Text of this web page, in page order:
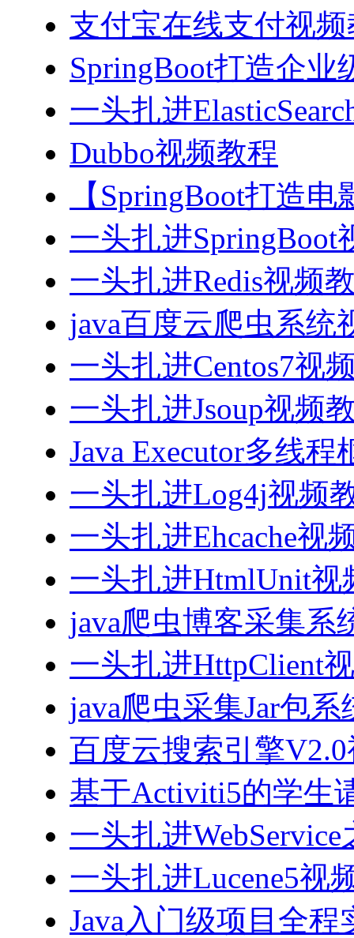
支付宝在线支付视
SpringBoot打造企业
一头扎进
Dubbo视频教程
【SpringBoot打造
一头扎进SpringBoot
一头扎进Redis视频
java百度云爬虫系统
一头扎进Centos7视
一头扎进Jsoup视频
Java Executor多线
一头扎进Log4j视频
一头扎进Ehcache视
一头扎进HtmlUnit视
java爬虫博客采集系
一头扎进HttpClient
java爬虫采集Jar包
百度云搜索引擎
基于Activiti5的学生
一头扎进
一头扎进Lucene5视
Java入门级项目全程